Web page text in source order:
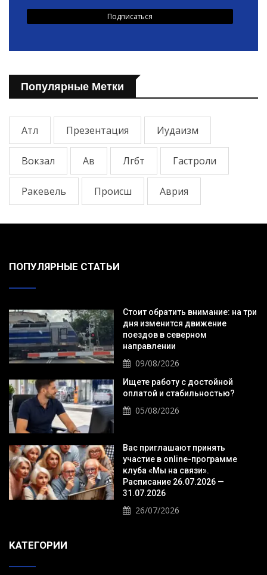
Популярные Метки
Атл Презентация Иудаизм
Вокзал Ав Лгбт Гастроли
Ракевель Происш Аврия
ПОПУЛЯРНЫЕ СТАТЬИ
Стоит обратить внимание: на три
дня изменится движение
поездов в северном
направлении
09/08/2026
Ищете работу с достойной
оплатой и стабильностью?
05/08/2026
Вас приглашают принять
участие в online-программе
клуба «Мы на связи».
Расписание 26.07.2026 —
31.07.2026
26/07/2026
KАТЕГОРИИ